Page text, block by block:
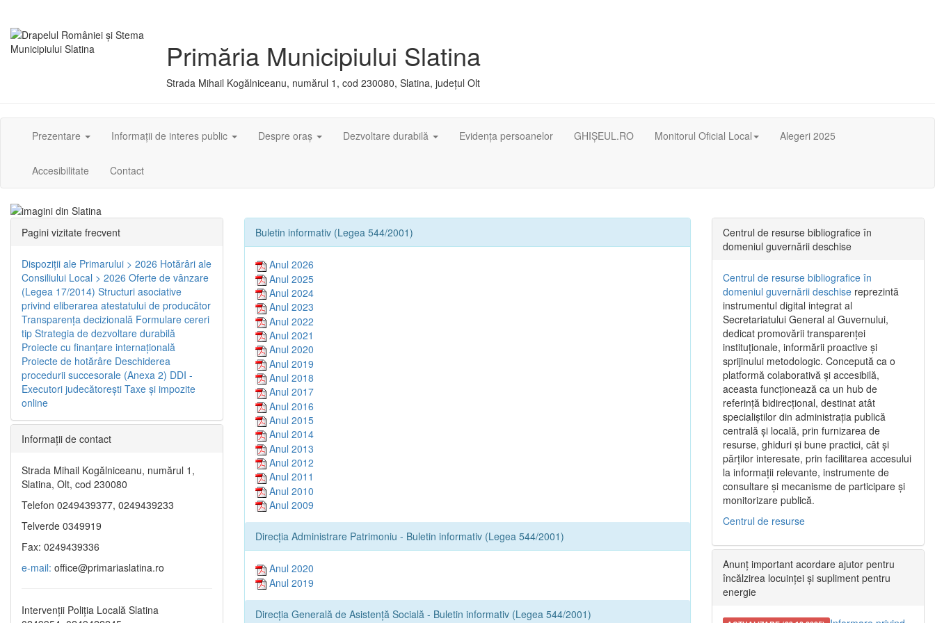
Primăria Municipiului Slatina
Strada Mihail Kogălniceanu, numărul 1, cod 230080, Slatina, județul Olt
Prezentare Informații de interes public Despre oraș Dezvoltare durabilă Evidența persoanelor GHIȘEUL.RO Monitorul Oficial Local Alegeri 2025
Accesibilitate Contact
Buletin informativ (Legea 544/2001)
Anul 2026
Anul 2025
Anul 2024
Anul 2023
Anul 2022
Anul 2021
Anul 2020
Anul 2019
Anul 2018
Anul 2017
Anul 2016
Anul 2015
Anul 2014
Anul 2013
Anul 2012
Anul 2011
Anul 2010
Anul 2009
Direcția Administrare Patrimoniu - Buletin informativ (Legea 544/2001)
Anul 2020
Anul 2019
Direcția Generală de Asistență Socială - Buletin informativ (Legea 544/2001)
Pagini vizitate frecvent
Dispoziţii ale Primarului > 2026 Hotărâri ale
Consiliului Local > 2026 Oferte de vânzare
(Legea 17/2014) Structuri asociative
privind eliberarea atestatului de producător
Transparenţa decizională Formulare cereri
tip Strategia de dezvoltare durabilă
Proiecte cu finanţare internaţională
Proiecte de hotărâre Deschiderea
procedurii succesorale (Anexa 2) DDI -
Executori judecătorești Taxe şi impozite
online
Informaţii de contact
Strada Mihail Kogălniceanu, numărul 1,
Slatina, Olt, cod 230080
Telefon 0249439377, 0249439233
Telverde 0349919
Fax: 0249439336
e-mail: office@primariaslatina.ro
Intervenții Poliția Locală Slatina
Centrul de resurse bibliografice în
domeniul guvernării deschise
Centrul de resurse bibliografice în
domeniul guvernării deschise reprezintă
instrumentul digital integrat al
Secretariatului General al Guvernului,
dedicat promovării transparenței
instituționale, informării proactive și
sprijinului metodologic. Concepută ca o
platformă colaborativă și accesibilă,
aceasta funcționează ca un hub de
referință bidirecțional, destinat atât
specialiștilor din administrația publică
centrală și locală, prin furnizarea de
resurse, ghiduri și bune practici, cât și
părților interesate, prin facilitarea accesului
la informații relevante, instrumente de
consultare și mecanisme de participare și
monitorizare publică.
Centrul de resurse
Anunț important acordare ajutor pentru
încălzirea locuinței și supliment pentru
energie